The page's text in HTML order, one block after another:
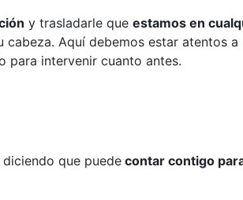
y trasladarle que estamos en
Aquí debemos estar atentos
para intervenir cuanto antes.
que puede contar contigo